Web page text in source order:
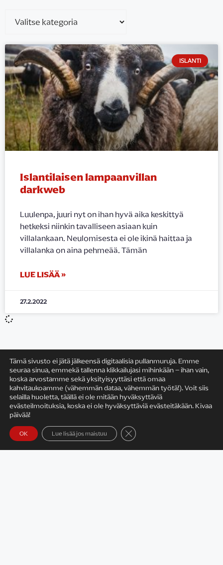
ISLANTI
Islantilaisen lampaanvillan
darkweb
Luulenpa, juuri nyt on ihan hyvä aika keskittyä
hetkeksi niinkin tavalliseen asiaan kuin
villalankaan. Neulomisesta ei ole ikinä haittaa ja
villalanka on aina pehmeää. Tämän
LUE LISÄÄ »
27.2.2022
Satu Rämö
Yhteystiedot
Tämä sivusto ei jätä jälkeensä digitaalisia pullanmuruja. Emme
seuraa sinua, emmekä tallenna klikkailujasi mihinkään – ihan vain,
koska arvostamme sekä yksityisyyttäsi että omaa
kahvitaukoamme (vähemmän dataa, vähemmän työtä!). Voit siis
selailla huoletta, täällä ei ole mitään hyväksyttäviä
evästeilmoituksia, koska ei ole hyväksyttäviä evästeitäkään. Kivaa
päivää!
OK Lue lisää jos maistuu Sulje evästebanneri